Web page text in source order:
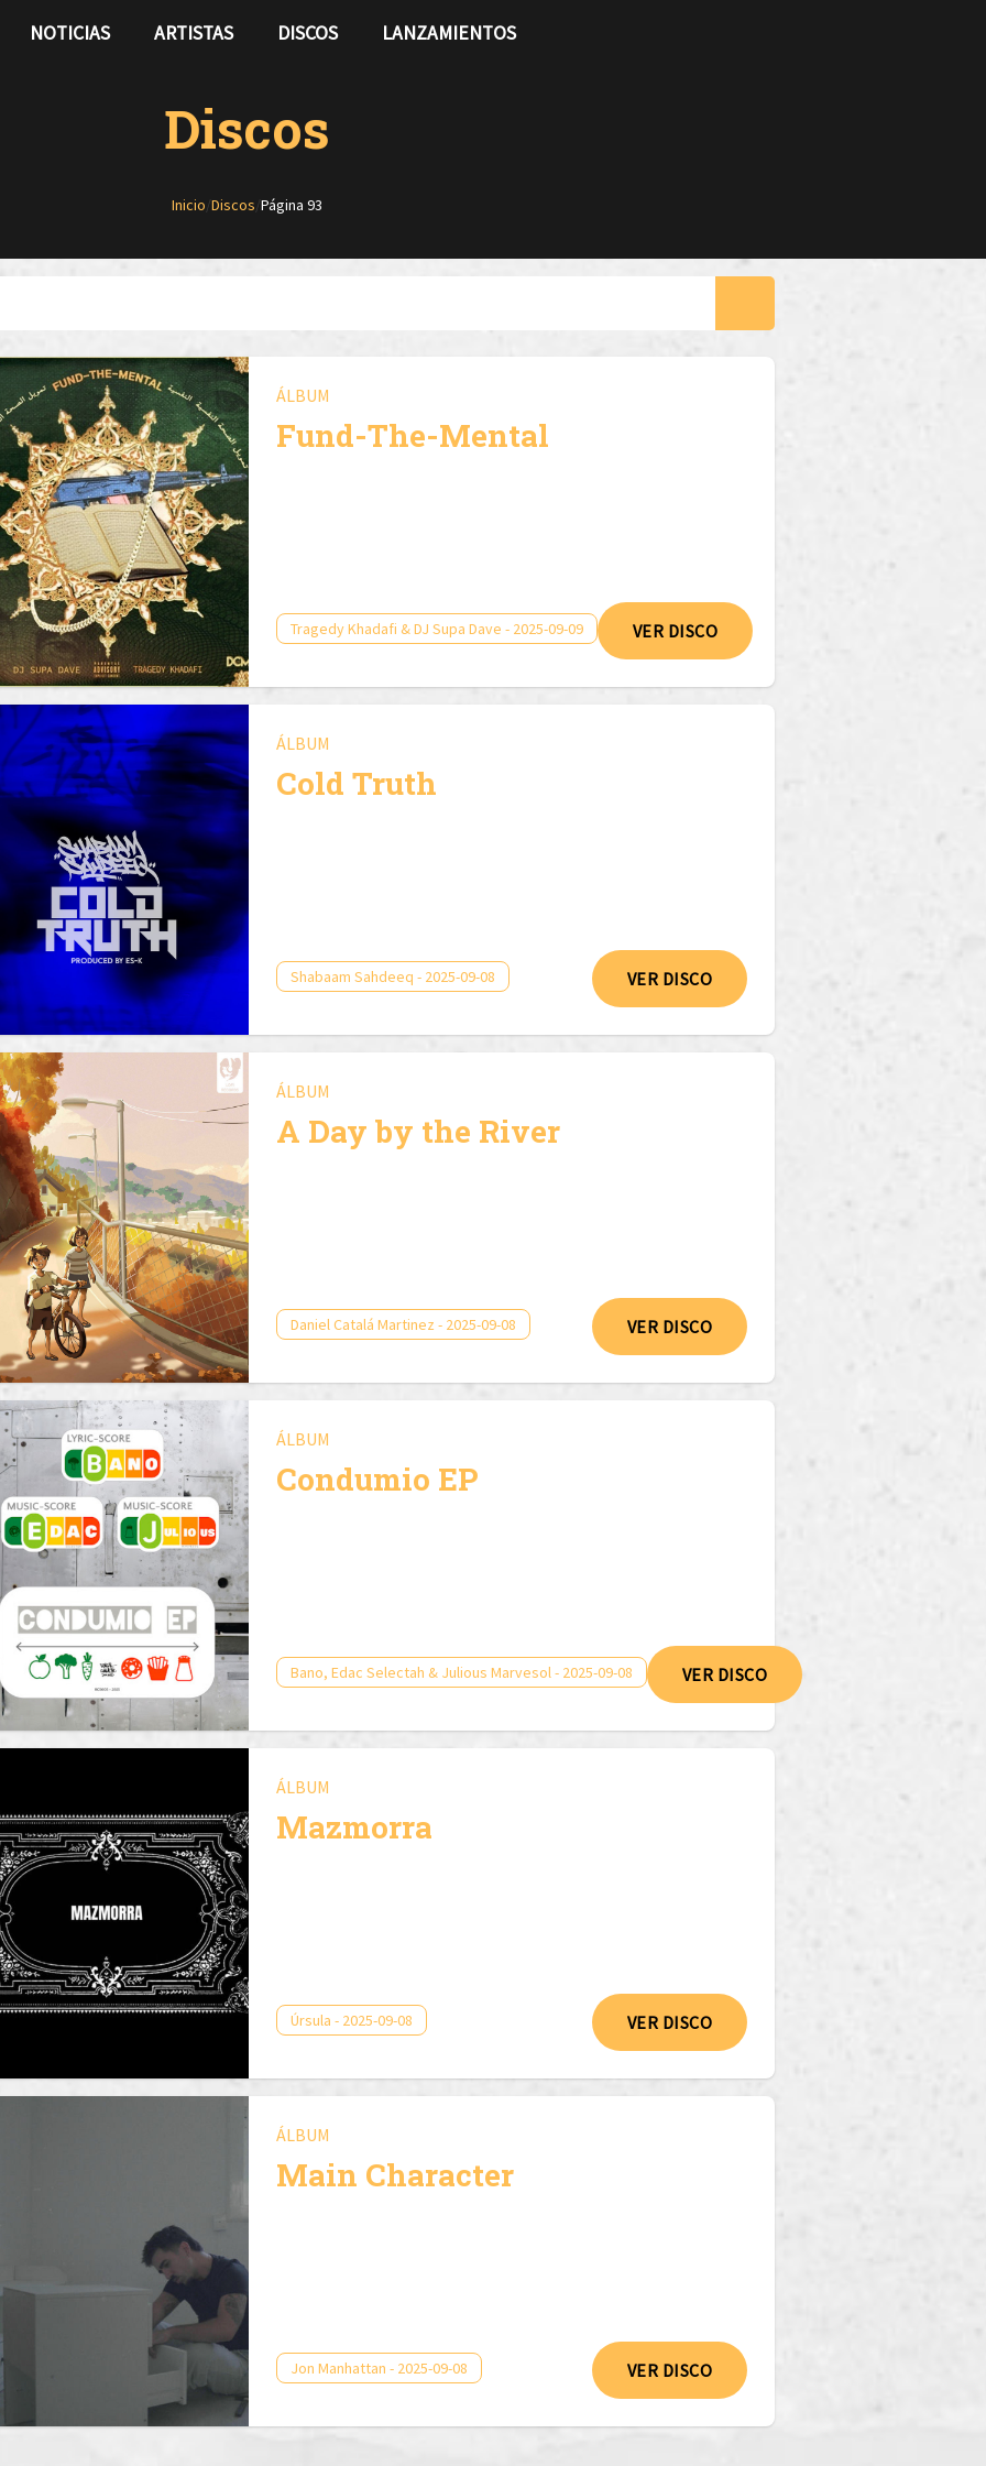
NOTICIAS ARTISTAS DISCOS LANZAMIENTOS
Discos
Inicio/Discos/Página 93
ÁLBUM
Fund-The-Mental
Tragedy Khadafi & DJ Supa Dave - 2025-09-09 VER DISCO
ÁLBUM
Cold Truth
Shabaam Sahdeeq - 2025-09-08 VER DISCO
ÁLBUM
A Day by the River
Daniel Catalá Martinez - 2025-09-08 VER DISCO
ÁLBUM
Condumio EP
Bano, Edac Selectah & Julious Marvesol - 2025-09-08 VER DISCO
ÁLBUM
Mazmorra
Úrsula - 2025-09-08 VER DISCO
ÁLBUM
Main Character
Jon Manhattan - 2025-09-08 VER DISCO